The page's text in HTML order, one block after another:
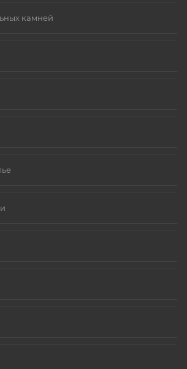
камней